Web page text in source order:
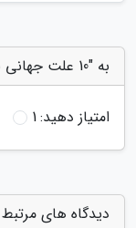
به "10 علت جهانی برای خرید خودرو های ژاپنی" امتیاز دهید
امتیاز دهید:1